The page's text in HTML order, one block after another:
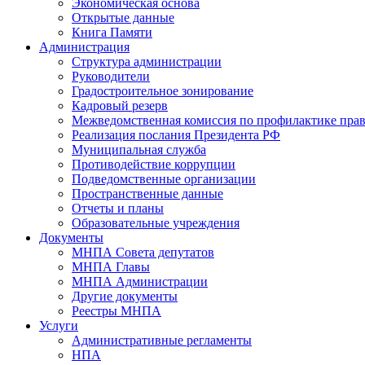
Экономическая основа
Открытые данные
Книга Памяти
Администрация
Структура администрации
Руководители
Градостроительное зонирование
Кадровый резерв
Межведомственная комиссия по профилактике
Реализация послания Президента РФ
Муниципальная служба
Противодействие коррупции
Подведомственные организации
Пространственные данные
Отчеты и планы
Образовательные учреждения
Документы
МНПА Совета депутатов
МНПА Главы
МНПА Администрации
Другие документы
Реестры МНПА
Услуги
Административные регламенты
НПА